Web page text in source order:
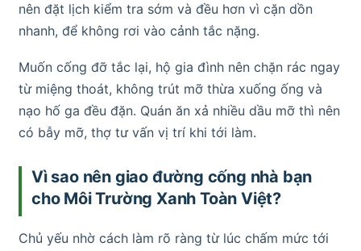
nên đặt lịch kiểm tra sớm và đều hơn vì cặn dồn
nhanh, để không rơi vào cảnh tắc nặng.
Muốn cống đỡ tắc lại, hộ gia đình nên chặn rác ngay
từ miệng thoát, không trút mỡ thừa xuống ống và
nạo hố ga đều đặn. Quán ăn xả nhiều dầu mỡ thì nên
có bẫy mỡ, thợ tư vấn vị trí khi tới làm.
Vì sao nên giao đường cống nhà bạn
cho Môi Trường Xanh Toàn Việt?
Chủ yếu nhờ cách làm rõ ràng từ lúc chấm mức tới